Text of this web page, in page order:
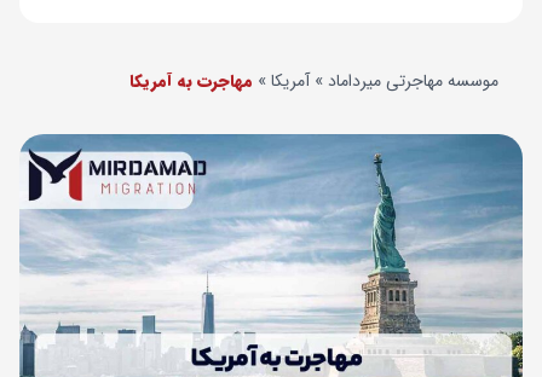
موسسه مهاجرتی میرداماد »آمریکا» مهاجرت به آمریکا